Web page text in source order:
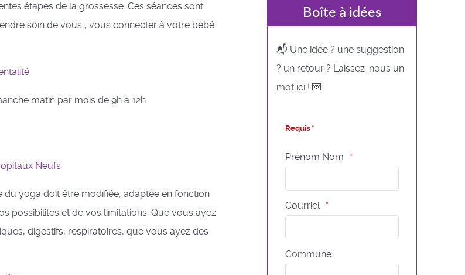
étapes de la grossesse. Ces séances sont
soin de vous , vous connecter à votre bébé
matin par mois de 9h à 12h
Neufs
du yoga doit être modifiée, adaptée en fonction
possibilités et de vos limitations. Que vous ayez
digestifs, respiratoires, que vous ayez des
Boîte à idées
📬 Une idée ? une suggestion
? un retour ? Laissez-nous un
mot ici ! 💌
Requis *
Prénom Nom
Courriel
Commune